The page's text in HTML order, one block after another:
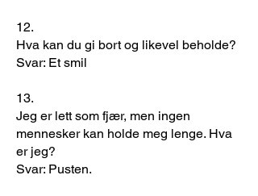
12.
Hva kan du gi bort og likevel beholde?
Svar: Et smil
13.
Jeg er lett som fjær, men ingen
mennesker kan holde meg lenge. Hva
er jeg?
Svar: Pusten.